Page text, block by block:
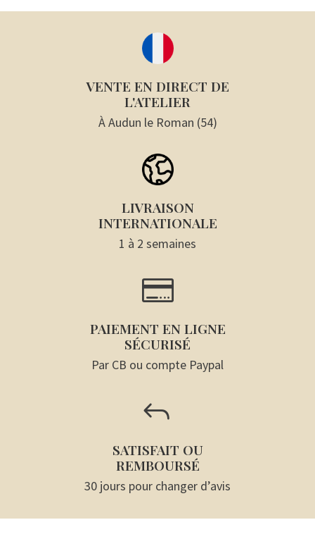
VENTE EN DIRECT DE
L'ATELIER
À Audun le Roman (54)
LIVRAISON
INTERNATIONALE
1 à 2 semaines

PAIEMENT EN LIGNE
SÉCURISÉ
Par CB ou compte Paypal
J
SATISFAIT OU
REMBOURSÉ
30 jours pour changer d’avis